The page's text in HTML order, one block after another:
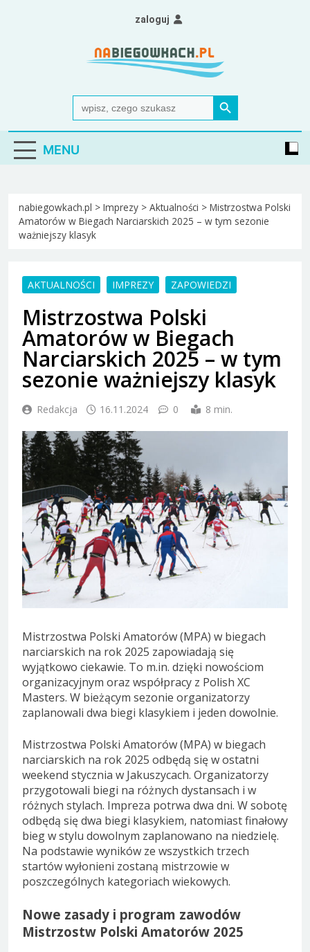
Nabiegowkach.pl
portal miłośników narciarstwa biegowego
Search
for:
Search Button
zaloguj
MENU
nabiegowkach.pl > Imprezy > Aktualności > Mistrzostwa Polski
Amatorów w Biegach Narciarskich 2025 – w tym sezonie
ważniejszy klasyk
AKTUALNOŚCI IMPREZY ZAPOWIEDZI
Mistrzostwa Polski
Amatorów w Biegach
Narciarskich 2025 – w tym
sezonie ważniejszy klasyk
Redakcja 16.11.2024 0 8 min.
Mistrzostwa Polski Amatorów (MPA) w biegach
narciarskich na rok 2025 zapowiadają się
wyjątkowo ciekawie. To m.in. dzięki nowościom
organizacyjnym oraz współpracy z Polish XC
Masters. W bieżącym sezonie organizatorzy
zaplanowali dwa biegi klasykiem i jeden dowolnie.
Mistrzostwa Polski Amatorów (MPA) w biegach
narciarskich na rok 2025 odbędą się w ostatni
weekend stycznia w Jakuszycach. Organizatorzy
przygotowali biegi na różnych dystansach i w
różnych stylach. Impreza potrwa dwa dni. W sobotę
odbędą się dwa biegi klasykiem, natomiast finałowy
bieg w stylu dowolnym zaplanowano na niedzielę.
Na podstawie wyników ze wszystkich trzech
startów wyłonieni zostaną mistrzowie w
poszczególnych kategoriach wiekowych.
Nowe zasady i program zawodów
Mistrzostw Polski Amatorów 2025